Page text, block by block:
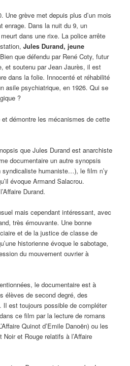
Une grève met depuis plus d’un mois
enrage. Dans la nuit du 9, un
dans une rixe. La police arrête
Jules Durand, jeune
que défendu par René Coty, futur
et soutenu par Jean Jaurès, il est
dans la folie. Innocenté et réhabilité
asile psychiatrique, en 1926. Qui se
?
démontre les mécanismes de cette
que Jules Durand est anarchiste
documentaire un autre synopsis
syndicaliste humaniste…), le film n’y
évoque Armand Salacrou.
Durand.
mais cependant intéressant, avec
très émouvante. Une bonne
et de la justice de classe de
historienne évoque le sabotage,
du mouvement ouvrier à
le documentaire est à
élèves de second degré, des
est toujours possible de compléter
ce film par la lecture de romans
Quinot d’Emile Danoën) ou les
et Rouge relatifs à l’Affaire